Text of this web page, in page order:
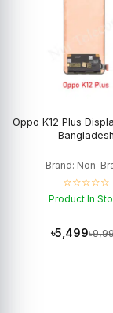
Oppo K12 Plus
Bangladesh
Brand: Non-
☆☆☆☆☆
Product In
৳5,499